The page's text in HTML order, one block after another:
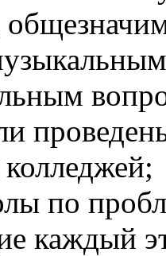
по
каждый